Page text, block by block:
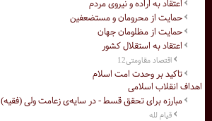
اعتقاد به اراده و نیروی مردم
حمایت از محرومان و مستضعفین
حمایت از مظلومان جهان
اعتقاد به استقلال کشور
اقتصاد مقاومتی12
تاکید بر وحدت امت اسلام
اهداف انقلاب اسلامی
مبارزه برای تحقق قسط - در سایه‌ی زعامت ولی (فقیه)
قیام لله